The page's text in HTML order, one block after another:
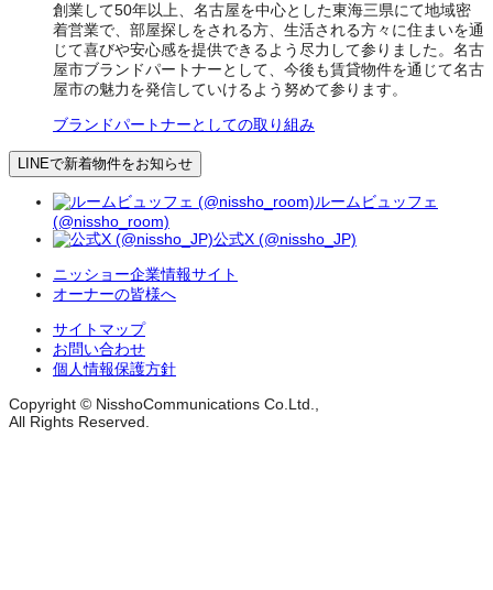
創業して50年以上、名古屋を中心とした東海三県にて地域密
着営業で、部屋探しをされる方、生活される方々に住まいを通
じて喜びや安心感を提供できるよう尽力して参りました。名古
屋市ブランドパートナーとして、今後も賃貸物件を通じて名古
屋市の魅力を発信していけるよう努めて参ります。
ブランドパートナーとしての取り組み
LINEで新着物件をお知らせ
ルームビュッフェ
(@nissho_room)
公式X (@nissho_JP)
ニッショー企業情報サイト
オーナーの皆様へ
サイトマップ
お問い合わせ
個人情報保護方針
Copyright © NisshoCommunications Co.Ltd.,
All Rights Reserved.